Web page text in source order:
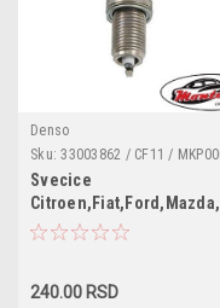
Denso
Sku: 33003862 / CF11 /
/ 59266K / 5960F0 / 5960G5 /
5960J2 / 5962C6 / 5962G3 /
5962G5 / 5962H2 / 5962H9 /
5962J9 / 5962K0 / 5962K2 /
59624G / 59625K / 59626L /
Svecice
240.00 RSD